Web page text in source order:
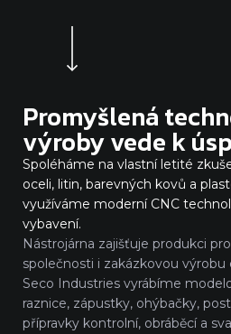
Promyšlená
výroby vede k
Spoléháme na vlastní letité
oceli, litin, barevných kovů a
využíváme moderní CNC
vybavení.
Nástrojárna zajišťuje produkci
společnosti i zakázkovou
Seco Industries vyrábíme
raznice, zápustky, ohýbačky,
přípravky kontrolní, obráběcí a